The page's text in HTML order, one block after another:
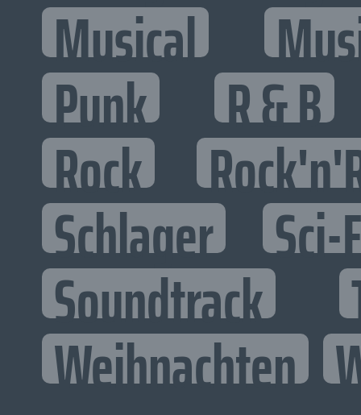
Musical
Punk R & B
Rock
Schlager Sci-
Soundtrack
Weihnachten